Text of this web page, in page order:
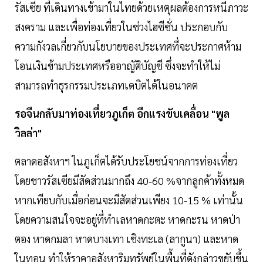
รัสเซีย ที่เดินทางเข้ามาในไทยด้วยเหตุผลต้องการหนีภาวะ
สงคราม และเพื่อท่องเที่ยวในช่วงไฮซีซั่น ประกอบกับ
ความกังวลเกี่ยวกับนโยบายของประเทศที่จะประกาศห้าม
โอนเงินข้ามประเทศหรืออาญัติบัญชี ซึ่งจะทำให้ไม่
สามารถทำธุรกรรมประเภทเดบิตได้ในอนาคต
รอจีนกลับมาท่องเที่ยวภูเก็ต อีกแรงขับเคลื่อน "พูล
วิลล่า"
ตลาดอสังหาฯ ในภูเก็ตได้รับประโยชน์จากการท่องเที่ยว
โดยชาวรัสเซียมีสัดส่วนมากถึง 40-60 %จากลูกค้าทั้งหมด
หากเทียบกับเมื่อก่อนจะมีสัดส่วนเพียง 10-15 % เท่านั้น
โดยความสนใจจะอยู่ที่ทำเลหาดกะตะ หาดกะรน หาดป่า
ตอง หาดกมลา หาดบางเทา เชิงทะเล (ลากูนา) และหาด
ในทอน ทำให้ราคาอสังหาริมทรัพย์ในพื้นที่ดังกล่าวขยับขึ้น